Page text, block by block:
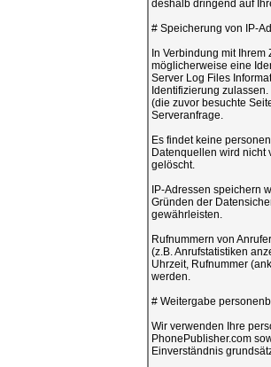
deshalb dringend auf
# Speicherung von IP-
In Verbindung mit
möglicherweise eine
Server Log Files
Identifizierung
(die zuvor besuchte
Serveranfrage.
Es findet keine
Datenquellen wird nicht
gelöscht.
IP-Adressen speichern
Gründen der
gewährleisten.
Rufnummern von
(z.B. Anrufstatistiken
Uhrzeit, Rufnummer
werden.
# Weitergabe
Wir verwenden Ihre
PhonePublisher.com
Einverständnis